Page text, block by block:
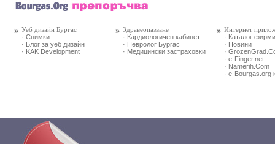
Уеб дизайн Бургас
· Снимки
· Блог за уеб дизайн
· KAK Development
Здравеопазване
· Кардиологичен кабинет
· Невролог Бургас
· Медицински застраховки
Интернет
· Каталог фирми
· Новини
·
· e-Finger.net
· Namerih.Com
· e-Bourgas.org